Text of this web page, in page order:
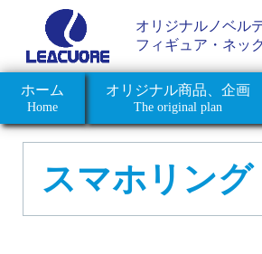
オリジナルノベル
フィギュア・ネッ
ホーム
Home
オリジナル商品、企画
The original plan
スマホリング